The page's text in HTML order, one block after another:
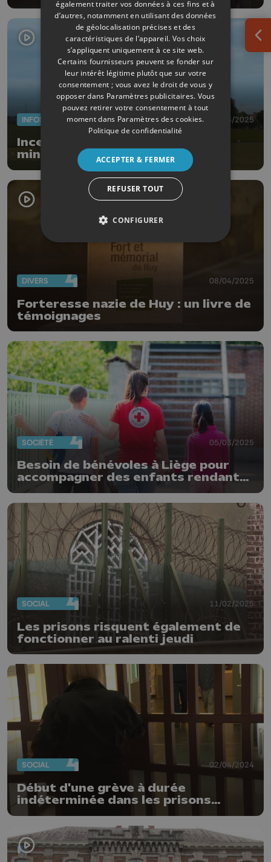
INFOS 29/05/2025
Incendie à Lantin: une délégation
ministérielle sur les lieux
DIVERS 08/04/2025
Forteresse nazie de Huy : un livre de
témoignages
SOCIÉTÉ 05/03/2025
Besoin de bénévoles à Liège pour
accompagner des enfants rendant
visite à un parent détenu
SOCIAL 11/02/2025
Les prisons risquent également de
fonctionner au ralenti jeudi
SOCIAL 02/04/2024
Début d'une grève à durée
indéterminée dans les prisons
également traiter vos données à ces fins et à
d’autres, notamment en utilisant des données
de géolocalisation précises et des
caractéristiques de l’appareil. Vos choix
s’appliquent uniquement à ce site web.
Certains fournisseurs peuvent se fonder sur
leur intérêt légitime plutôt que sur votre
consentement ; vous avez le droit de vous y
opposer dans Paramètres publicitaires. Vous
pouvez retirer votre consentement à tout
moment dans Paramètres des cookies.
Politique de confidentialité
ACCEPTER & FERMER
REFUSER TOUT
CONFIGURER